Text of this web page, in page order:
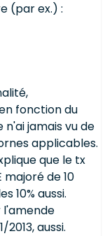
(par ex.) :
fonction du
n'ai jamais vu de
applicables.
que le tx
de 10
10% aussi.
l'amende
aussi.